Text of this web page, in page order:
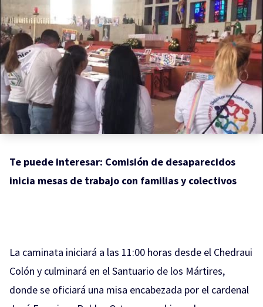
Te puede interesar: Comisión de desaparecidos
inicia mesas de trabajo con familias y colectivos
La caminata iniciará a las 11:00 horas desde el Chedraui
Colón y culminará en el Santuario de los Mártires,
donde se oficiará una misa encabezada por el cardenal